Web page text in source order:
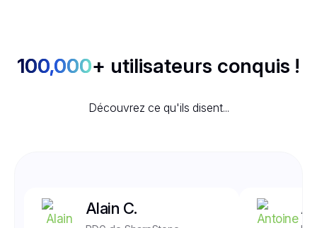
100,000+ utilisateurs conquis !
Découvrez ce qu'ils disent...
Alain C.